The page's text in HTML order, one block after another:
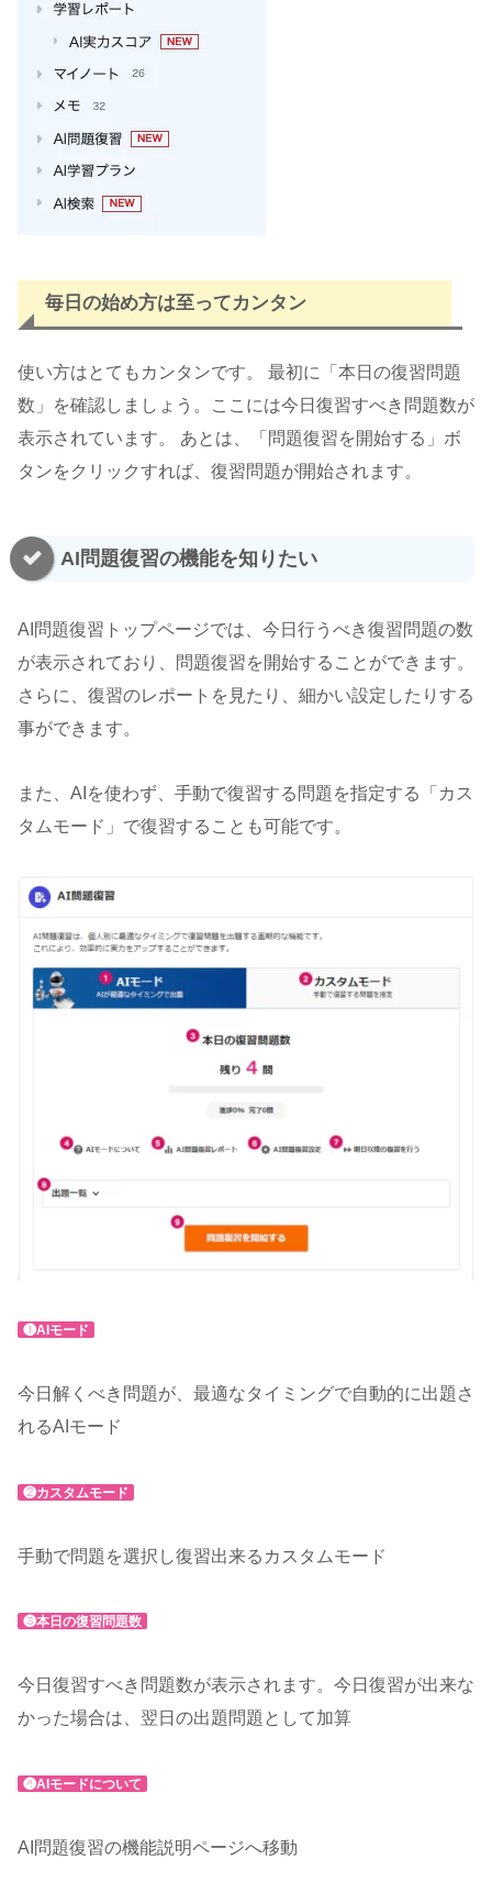
毎日の始め方は至ってカンタン
使い方はとてもカンタンです。 最初に「本日の復習問題
数」を確認しましょう。ここには今日復習すべき問題数が
表示されています。 あとは、「問題復習を開始する」ボ
タンをクリックすれば、復習問題が開始されます。
AI問題復習の機能を知りたい
AI問題復習トップページでは、今日行うべき復習問題の数
が表示されており、問題復習を開始することができます。
さらに、復習のレポートを見たり、細かい設定したりする
事ができます。
また、AIを使わず、手動で復習する問題を指定する「カス
タムモード」で復習することも可能です。
❶AIモード
今日解くべき問題が、最適なタイミングで自動的に出題さ
れるAIモード
❷カスタムモード
手動で問題を選択し復習出来るカスタムモード
❸本日の復習問題数
今日復習すべき問題数が表示されます。今日復習が出来な
かった場合は、翌日の出題問題として加算
❹AIモードについて
AI問題復習の機能説明ページへ移動